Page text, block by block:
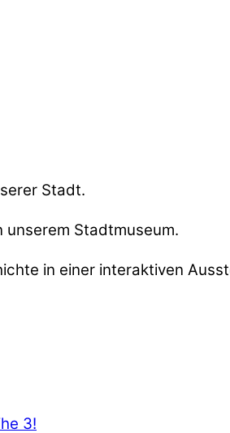
Stadt.
Stadtmuseum.
in einer interaktiven
3!